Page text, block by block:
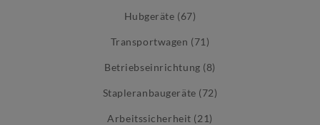
Hubgeräte (67)
Transportwagen (71)
Betriebseinrichtung (8)
Stapleranbaugeräte (72)
Arbeitssicherheit (21)